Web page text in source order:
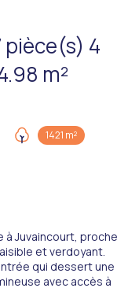
chambre(s) 194.98 m²
1421 m²
à Juvaincourt, proche
et verdoyant.
qui dessert une
avec accès à